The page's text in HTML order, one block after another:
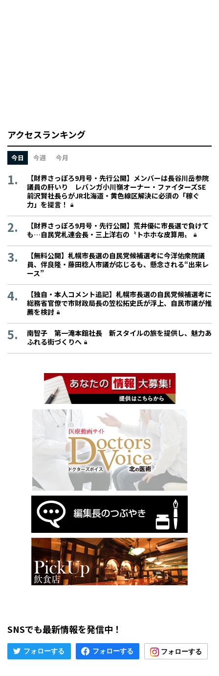
アクセスランキング
今日 今週 今月
【財界さっぽろ9月号・先行公開】メンバーは長谷川岳参院
議員の肝いり レバンガ小川嶺オーナー・ファイターズSE
前沢賢社長らがJR北海道・黄色線区解決に必須の「稼ぐ
力」を提言！
【財界さっぽろ9月号・先行公開】荒井優に市長選で負けて
も…自民党札連会長・三上洋右の〝トホホな皮算用〟
【無料公開】札幌市長選の自民党候補選考に今洋佑衆院議
員、伴良隆・藤田稔人市議が応じるも、懸念される“出来レ
ース”
【独自・本人コメント追記】札幌市長選の自民党候補選考に
総務省官僚で市財政局長の笠松拓史氏が浮上、自民市議が推
薦を検討
南智子 第一滝本館社長 新スタイルの旅を提供し、魅力あ
ふれる街づくりへ
SNSでも最新情報を発信中！